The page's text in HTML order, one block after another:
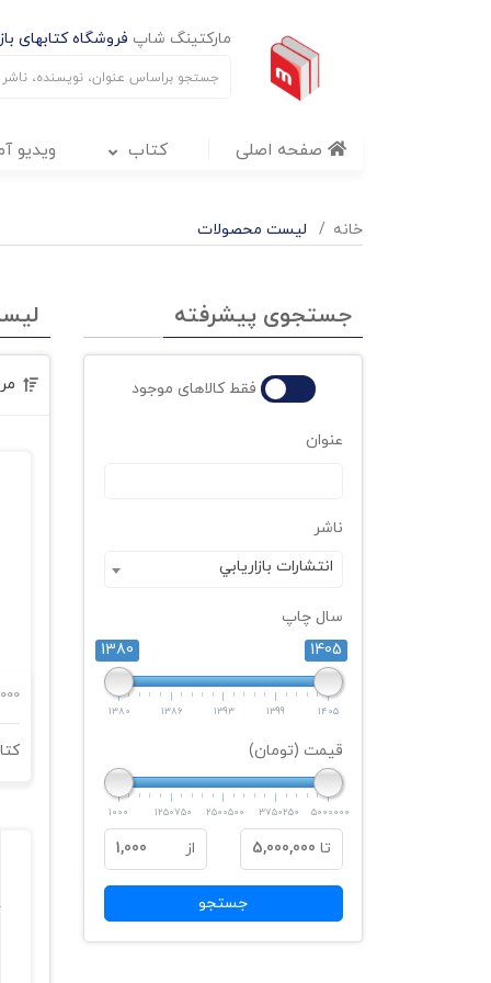
مارکتینگ شاپ فروشگاه کتابهای
صفحه اصلی کتاب ویدیو
خانه لیست محصولات
جستجوی پیشرفته
فقط کالاهای موجود
عنوان
ناشر
انتشارات بازاريابي
سال چاپ
1380
1405
1380 1386 1393 1399 1405
قیمت (تومان)
1000 1250750 2500500 3750250 5000000
تا 5,000,000 از 1,000
جستجو